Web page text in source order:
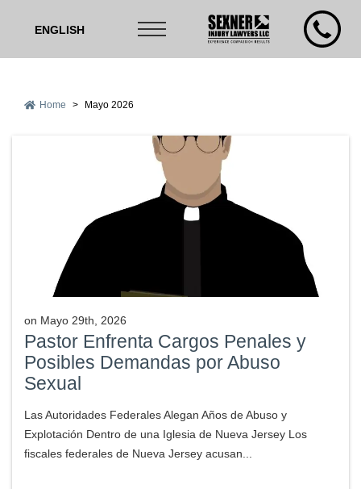
ENGLISH
Home > Mayo 2026
on Mayo 29th, 2026
Pastor Enfrenta Cargos Penales y
Posibles Demandas por Abuso
Sexual
Las Autoridades Federales Alegan Años de Abuso y
Explotación Dentro de una Iglesia de Nueva Jersey Los
fiscales federales de Nueva Jersey acusan...